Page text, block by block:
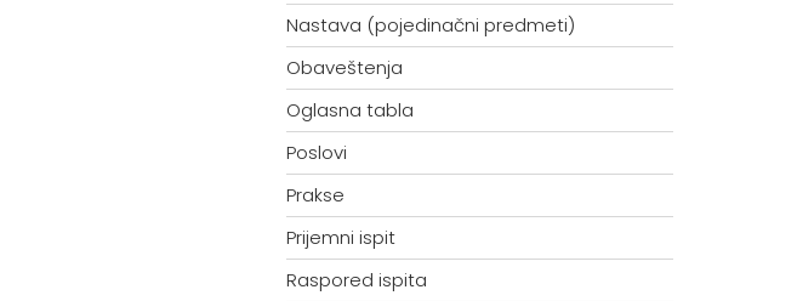
Nastava (pojedinačni predmeti)
Obaveštenja
Oglasna tabla
Poslovi
Prakse
Prijemni ispit
Raspored ispita